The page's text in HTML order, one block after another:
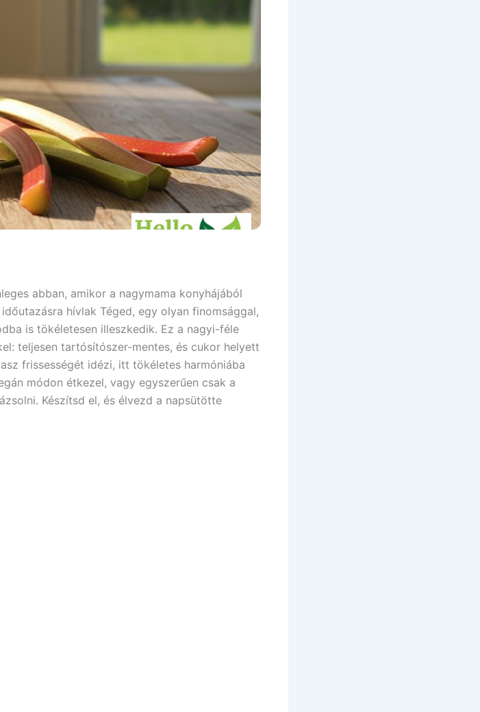
abban, amikor a nagymama konyhájából
hívlak Téged, egy olyan finomsággal,
is tökéletesen illeszkedik. Ez a nagyi-féle
teljesen tartósítószer-mentes, és cukor helyett
frissességét idézi, itt tökéletes harmóniába
módon étkezel, vagy egyszerűen csak a
Készítsd el, és élvezd a napsütötte